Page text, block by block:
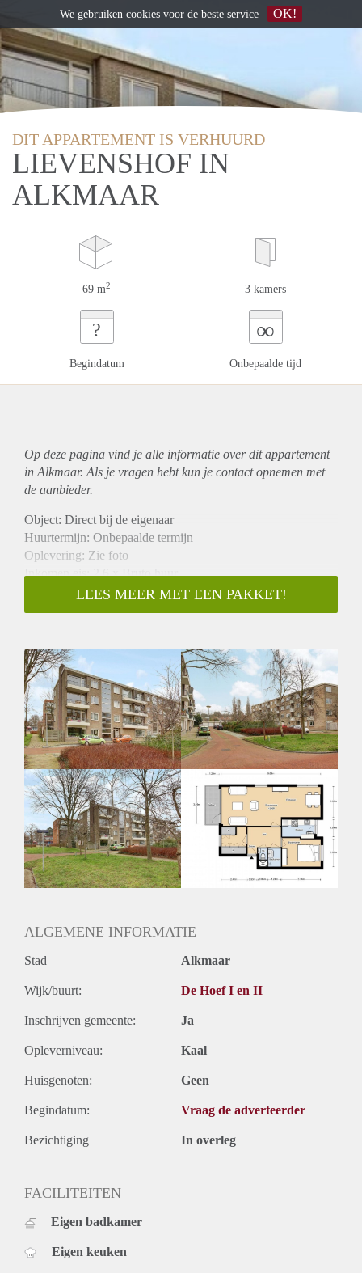
DIT APPARTEMENT IS VERHUURD
LIEVENSHOF IN
ALKMAAR
69 m2 3 kamers
?
Begindatum
∞
Onbepaalde tijd
Op deze pagina vind je alle informatie over ditappartement
in Alkmaar. Als je vragen hebt kun je contact opnemen met
de aanbieder.
Object: Direct bij de eigenaar
Huurtermijn: Onbepaalde termijn
Oplevering: Zie foto
Inkomen eis: 2,6 x Bruto huur
Garantiestelling mogelijk: Ja
Borg: 1 Maand
Huisdieren toegestaan: Afhankelijk van de Eigenaar
Huurtoeslag grens: Nee
Geschikt voor studenten: Afhankelijk van de Eigenaar
LEES MEER MET EEN PAKKET!
ALGEMENE INFORMATIE
Stad Alkmaar
Wijk/buurt: De Hoef I en II
Inschrijven gemeente: Ja
Opleverniveau: Kaal
Huisgenoten: Geen
Begindatum: Vraag de adverteerder
Bezichtiging In overleg
FACILITEITEN
Eigen badkamer
Eigen keuken
We gebruiken cookies voor de beste service OK!